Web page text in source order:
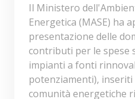
Il Ministero
Energetica (MASE) ha
presentazione delle
contributi per le spese
impianti a fonti
potenziamenti), inseriti
comunità energetiche